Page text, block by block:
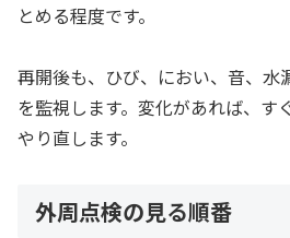
とめる程度です。
再開後も、ひび、におい、音、水
を監視します。変化があれば、す
やり直します。
外周点検の見る順番